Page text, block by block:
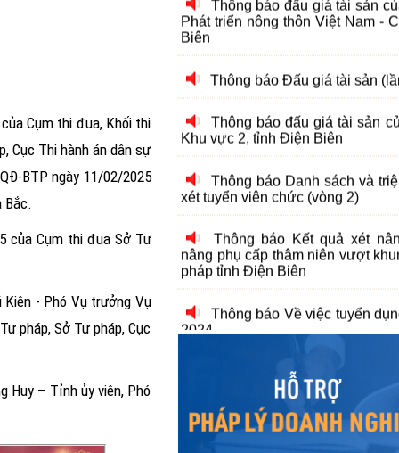
Cụm thi đua, Khối thi
Cục Thi hành án dân sự
BTP ngày 11/02/2025
Bắc.
của Cụm thi đua Sở Tư
Kiên - Phó Vụ trưởng Vụ
pháp, Sở Tư pháp, Cục
Huy – Tỉnh ủy viên, Phó
Thông báo đấu giá tài sản
Khu vực 2, tỉnh Điện Biên
Thông báo Danh sách và
xét tuyển viên chức (vòng 2)
Thông báo Kết quả xét
nâng phụ cấp thâm niên vượt
pháp tỉnh Điện Biên
Thông báo Về việc tuyển
2024
Thông báo Kết quả xét
nâng phụ cấp thâm niên nghề
tỉnh Điện Biên
Thông báo Về việc tuyển
2023